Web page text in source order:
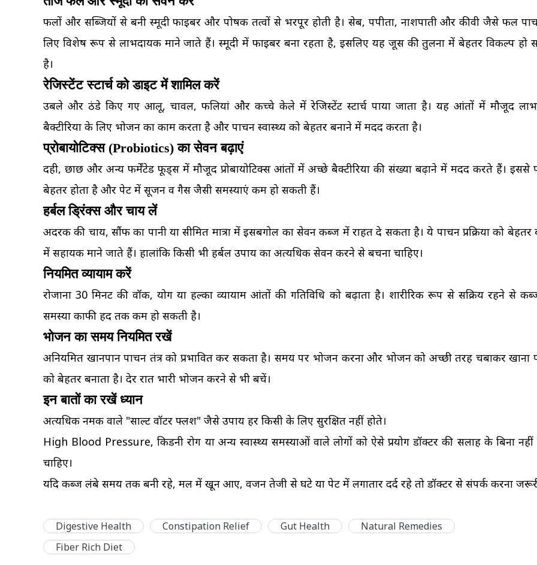
फलों और सब्जियों से बनी स्मूदी फाइबर और पोषक तत्वों से भरपूर होती है। सेब, पपीता, नाशपाती और कीवी जैसे फल
लिए विशेष रूप से लाभदायक माने जाते हैं। स्मूदी में फाइबर बना रहता है, इसलिए यह जूस की तुलना में बेहतर विकल्प हो
है।
रेजिस्टेंट स्टार्च को डाइट में शामिल करें
उबले और ठंडे किए गए आलू, चावल, फलियां और कच्चे केले में रेजिस्टेंट स्टार्च पाया जाता है। यह आंतों में मौजूद
बैक्टीरिया के लिए भोजन का काम करता है और पाचन स्वास्थ्य को बेहतर बनाने में मदद करता है।
प्रोबायोटिक्स (Probiotics) का सेवन बढ़ाएं
दही, छाछ और अन्य फर्मेंटेड फूड्स में मौजूद प्रोबायोटिक्स आंतों में अच्छे बैक्टीरिया की संख्या बढ़ाने में मदद करते हैं। इससे
बेहतर होता है और पेट में सूजन व गैस जैसी समस्याएं कम हो सकती हैं।
हर्बल ड्रिंक्स और चाय लें
अदरक की चाय, सौंफ का पानी या सीमित मात्रा में इसबगोल का सेवन कब्ज में राहत दे सकता है। ये पाचन प्रक्रिया को बेहतर
में सहायक माने जाते हैं। हालांकि किसी भी हर्बल उपाय का अत्यधिक सेवन करने से बचना चाहिए।
नियमित व्यायाम करें
रोजाना 30 मिनट की वॉक, योग या हल्का व्यायाम आंतों की गतिविधि को बढ़ाता है। शारीरिक रूप से सक्रिय रहने से
समस्या काफी हद तक कम हो सकती है।
भोजन का समय नियमित रखें
अनियमित खानपान पाचन तंत्र को प्रभावित कर सकता है। समय पर भोजन करना और भोजन को अच्छी तरह चबाकर खाना
को बेहतर बनाता है। देर रात भारी भोजन करने से भी बचें।
इन बातों का रखें ध्यान
अत्यधिक नमक वाले "साल्ट वॉटर फ्लश" जैसे उपाय हर किसी के लिए सुरक्षित नहीं होते।
High Blood Pressure, किडनी रोग या अन्य स्वास्थ्य समस्याओं वाले लोगों को ऐसे प्रयोग डॉक्टर की सलाह के बिना
चाहिए।
यदि कब्ज लंबे समय तक बनी रहे, मल में खून आए, वजन तेजी से घटे या पेट में लगातार दर्द रहे तो डॉक्टर से संपर्क करना
Digestive Health Constipation Relief Gut Health
Natural Remedies
Fiber Rich Diet